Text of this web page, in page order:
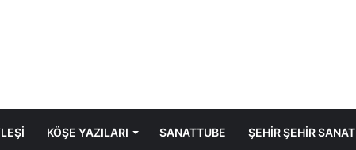
KÖŞE YAZILARI SANATTUBE ŞEHİR ŞEHİR SANAT